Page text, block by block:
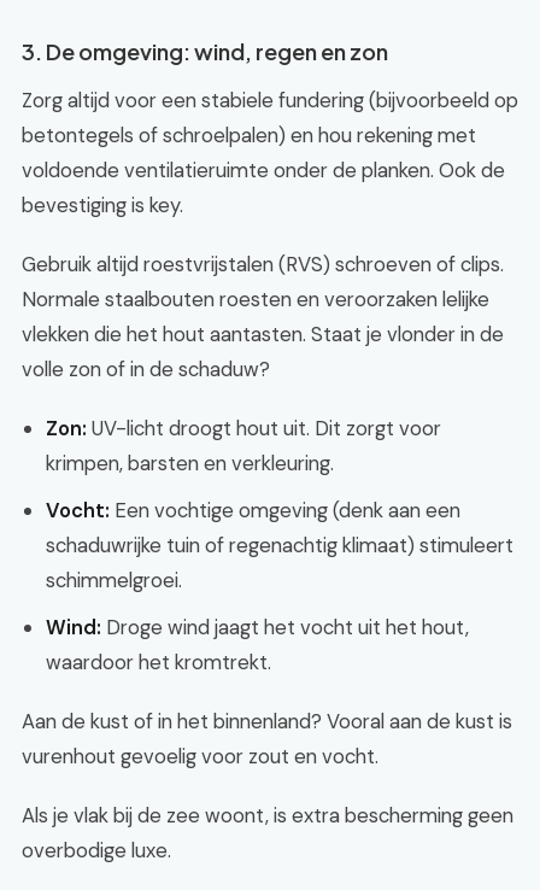
3. De omgeving: wind, regen en zon
Zorg altijd voor een stabiele fundering (bijvoorbeeld op
betontegels of schroelpalen) en hou rekening met
voldoende ventilatieruimte onder de planken. Ook de
bevestiging is key.
Gebruik altijd roestvrijstalen (RVS) schroeven of clips.
Normale staalbouten roesten en veroorzaken lelijke
vlekken die het hout aantasten. Staat je vlonder in de
volle zon of in de schaduw?
Zon: UV-licht droogt hout uit. Dit zorgt voor
krimpen, barsten en verkleuring.
Vocht: Een vochtige omgeving (denk aan een
schaduwrijke tuin of regenachtig klimaat) stimuleert
schimmelgroei.
Wind: Droge wind jaagt het vocht uit het hout,
waardoor het kromtrekt.
Aan de kust of in het binnenland? Vooral aan de kust is
vurenhout gevoelig voor zout en vocht.
Als je vlak bij de zee woont, is extra bescherming geen
overbodige luxe.